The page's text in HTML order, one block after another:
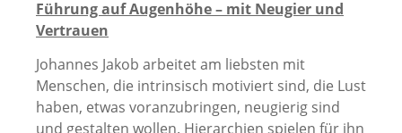
Führung auf Augenhöhe – mit Neugier und
Vertrauen
Johannes Jakob arbeitet am liebsten mit
Menschen, die intrinsisch motiviert sind, die Lust
haben, etwas voranzubringen, neugierig sind
und gestalten wollen. Hierarchien spielen für ihn